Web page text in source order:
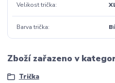
Velikost trička
Barva trička
Zboží zařazeno v
Trička